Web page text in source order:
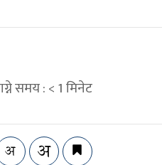
समय :< 1मिनेट